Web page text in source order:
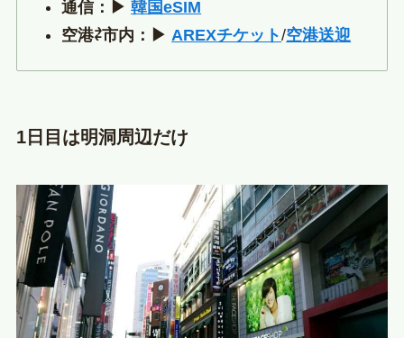
通信：▶︎韓国eSIM
空港⇄市内：▶︎ AREXチケット/空港送迎
1日目は明洞周辺だけ